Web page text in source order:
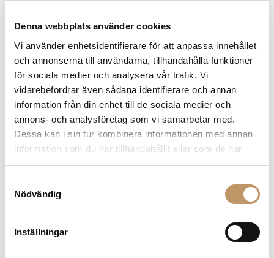
Denna webbplats använder cookies
Vi använder enhetsidentifierare för att anpassa innehållet
och annonserna till användarna, tillhandahålla funktioner
för sociala medier och analysera vår trafik. Vi
vidarebefordrar även sådana identifierare och annan
information från din enhet till de sociala medier och
annons- och analysföretag som vi samarbetar med.
Dessa kan i sin tur kombinera informationen med annan
information som du har tillhandahållit eller som de har
samlat in när du har använt deras tjänster.
Nödvändig
Inställningar
Område